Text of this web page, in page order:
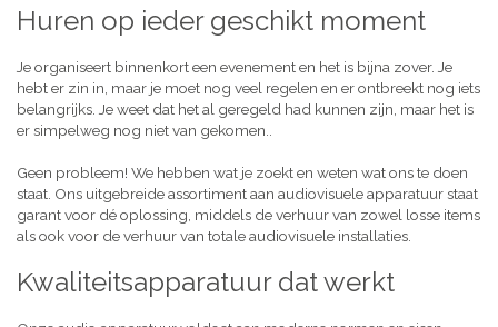
Huren op ieder geschikt moment
Je organiseert binnenkort een evenement en het is bijna zover. Je
hebt er zin in, maar je moet nog veel regelen en er ontbreekt nog iets
belangrijks. Je weet dat het al geregeld had kunnen zijn, maar het is
er simpelweg nog niet van gekomen..
Geen probleem! We hebben wat je zoekt en weten wat ons te doen
staat. Ons uitgebreide assortiment aan audiovisuele apparatuur staat
garant voor dé oplossing, middels de verhuur van zowel losse items
als ook voor de verhuur van totale audiovisuele installaties.
Kwaliteitsapparatuur dat werkt